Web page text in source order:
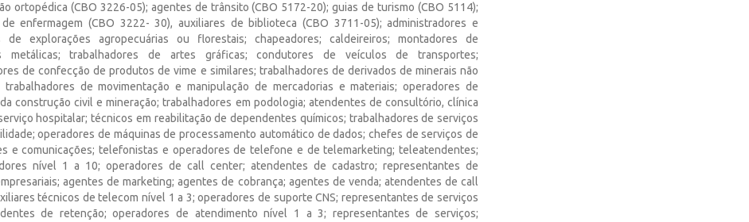
ortopédica (CBO 3226-05); agentes de trânsito (CBO 5172-20); guias de turismo (CBO 5114);
enfermagem (CBO 3222- 30), auxiliares de biblioteca (CBO 3711-05); administradores e
de explorações agropecuárias ou florestais; chapeadores; caldeireiros; montadores de
metálicas; trabalhadores de artes gráficas; condutores de veículos de transportes;
de confecção de produtos de vime e similares; trabalhadores de derivados de minerais não
trabalhadores de movimentação e manipulação de mercadorias e materiais; operadores de
construção civil e mineração; trabalhadores em podologia; atendentes de consultório, clínica
hospitalar; técnicos em reabilitação de dependentes químicos; trabalhadores de serviços
operadores de máquinas de processamento automático de dados; chefes de serviços de
e comunicações; telefonistas e operadores de telefone e de telemarketing; teleatendentes;
nível 1 a 10; operadores de call center; atendentes de cadastro; representantes de
agentes de marketing; agentes de cobrança; agentes de venda; atendentes de call
técnicos de telecom nível 1 a 3; operadores de suporte CNS; representantes de serviços
de retenção; operadores de atendimento nível 1 a 3; representantes de serviços;